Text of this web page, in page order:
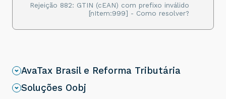
Rejeição 882: GTIN (cEAN) com prefixo inválido
[nItem:999] - Como resolver?
AvaTax Brasil e Reforma Tributária
Soluções Oobj